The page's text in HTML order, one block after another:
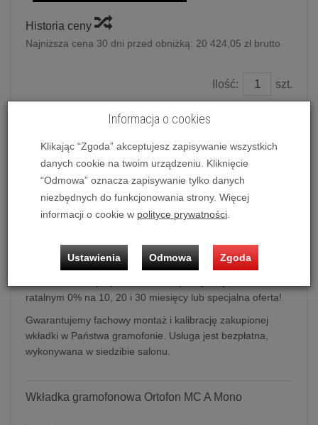
Historia ceny
Najniższa cena 30 dni przed obniżką: 20 424,05 zł brutto
Ilość: szt.
Cena katalogowa:
19 779,08 zł/ szt.
dodaj do koszyka
Wkładka gramofonowa Ortofon MC A Mono
ratalnym 0% na 10, 20 i 30 miesięcy lub specjalna oferta!
Gwarantujemy fachowy montaż i kalibrację zakupionej
wkładki w Państwa gramofonie. Usługa jest bezpłatna,
wykonywana w siedzibie salonu.
Wkładka gramofonowa Ortofon MC A Mono
Informacja o cookies
Klikając “Zgoda” akceptujesz zapisywanie wszystkich
danych cookie na twoim urządzeniu. Kliknięcie
“Odmowa” oznacza zapisywanie tylko danych
niezbędnych do funkcjonowania strony. Więcej
informacji o cookie w polityce prywatności
Ustawienia Odmowa Zgoda